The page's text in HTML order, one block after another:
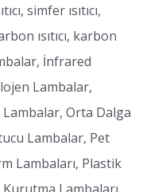
simfer ısıtıcı,
ısıtıcı, karbon
İnfrared
Lambalar,
Lambalar, Orta Dalga
Lambalar, Pet
Lambaları, Plastik